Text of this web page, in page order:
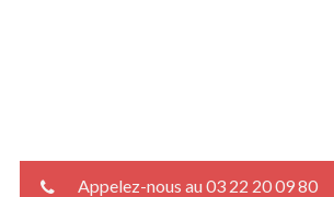
Appelez-nous au 03 22 20 09 80